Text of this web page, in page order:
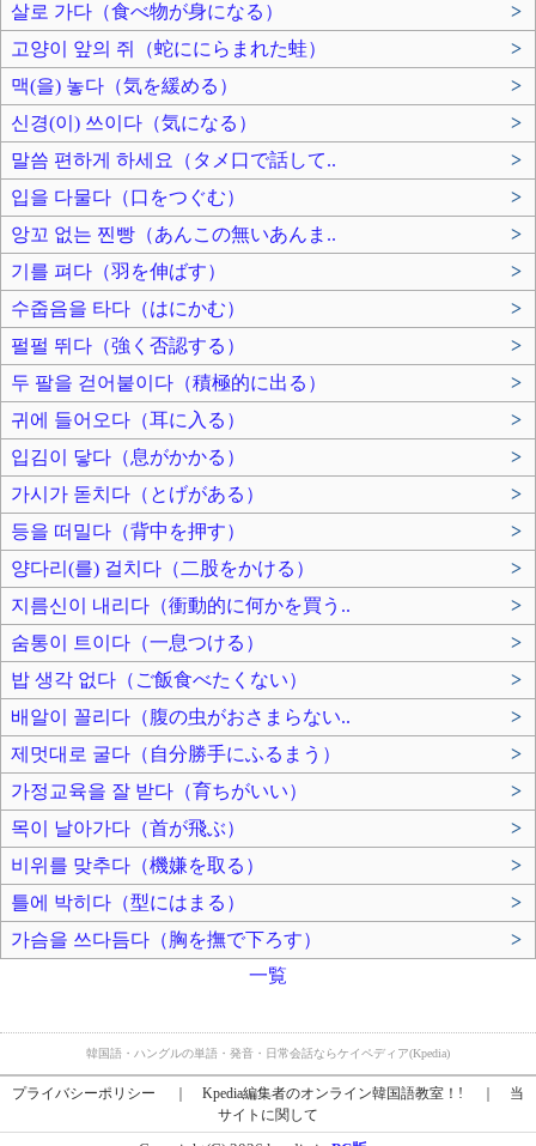
살로 가다（食べ物が身になる）
>
고양이 앞의 쥐（蛇ににらまれた蛙）
>
맥(을) 놓다（気を緩める）
>
신경(이) 쓰이다（気になる）
>
말씀 편하게 하세요（タメ口で話して..
>
입을 다물다（口をつぐむ）
>
앙꼬 없는 찐빵（あんこの無いあんま..
>
기를 펴다（羽を伸ばす）
>
수줍음을 타다（はにかむ）
>
펄펄 뛰다（強く否認する）
>
두 팔을 걷어붙이다（積極的に出る）
>
귀에 들어오다（耳に入る）
>
입김이 닿다（息がかかる）
>
가시가 돋치다（とげがある）
>
등을 떠밀다（背中を押す）
>
양다리(를) 걸치다（二股をかける）
>
지름신이 내리다（衝動的に何かを買う..
>
숨통이 트이다（一息つける）
>
밥 생각 없다（ご飯食べたくない）
>
배알이 꼴리다（腹の虫がおさまらない..
>
제멋대로 굴다（自分勝手にふるまう）
>
가정교육을 잘 받다（育ちがいい）
>
목이 날아가다（首が飛ぶ）
>
비위를 맞추다（機嫌を取る）
>
틀에 박히다（型にはまる）
>
가슴을 쓰다듬다（胸を撫で下ろす）
>
一覧
韓国語・ハングルの単語・発音・日常会話ならケイペディア(Kpedia)
プライバシーポリシー Kpedia編集者のオンライン韓国語教室！!
当
サイトに関して